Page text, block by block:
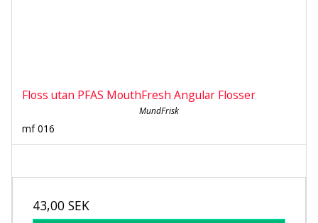
Floss utan PFAS MouthFresh Angular Flosser
MundFrisk
mf 016
43,00 SEK